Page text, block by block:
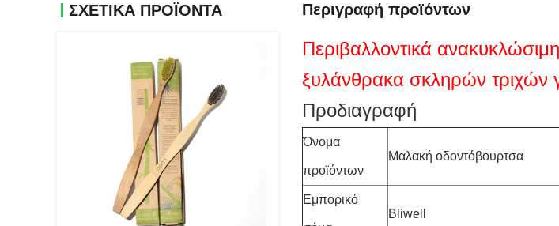
ΣΧΕΤΙΚΆ ΠΡΟΪΌΝΤΑ Περιγραφή προϊόντων
Περιβαλλοντικά
ξυλάνθρακα σκληρών τριχών
Προδιαγραφή
Όνομα
προϊόντων
Μαλακή οδοντόβουρτσα
Εμπορικό
Bliwell